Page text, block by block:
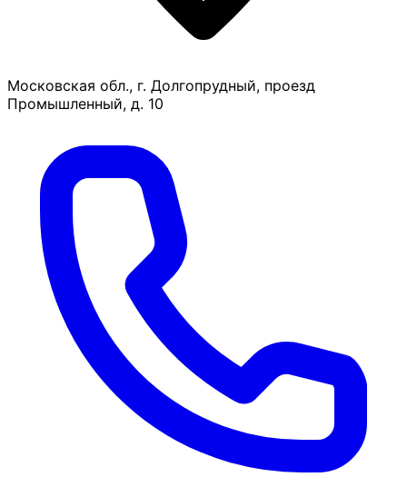
Московская обл., г. Долгопрудный, проезд
Промышленный, д. 10